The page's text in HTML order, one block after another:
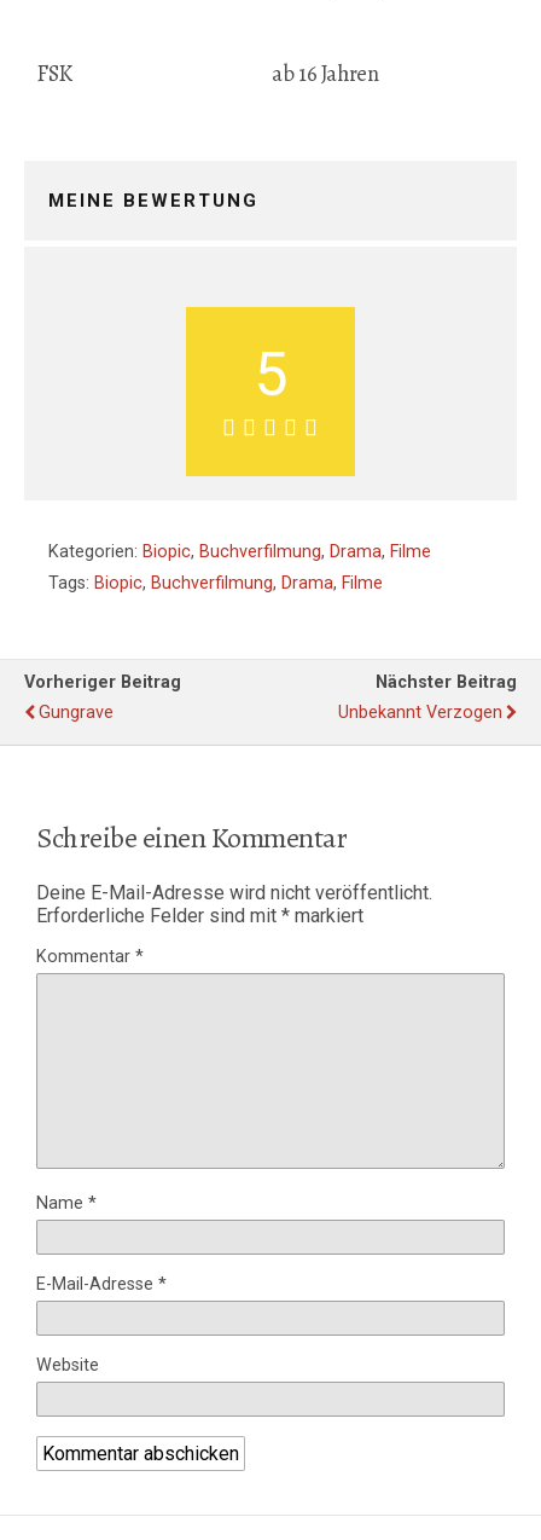
FSK ab 16 Jahren
MEINE BEWERTUNG
5
Kategorien: Biopic, Buchverfilmung, Drama, Filme
Tags: Biopic, Buchverfilmung, Drama, Filme
Vorheriger Beitrag
Gungrave
Nächster Beitrag
Unbekannt Verzogen
Schreibe einen Kommentar
Deine E-Mail-Adresse wird nicht veröffentlicht.
Erforderliche Felder sind mit * markiert
Kommentar *
Name *
E-Mail-Adresse *
Website